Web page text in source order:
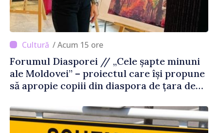
/ Acum 15 ore
Forumul Diasporei // „Cele șapte minuni
ale Moldovei” – proiectul care își propune
să apropie copiii din diaspora de țara de